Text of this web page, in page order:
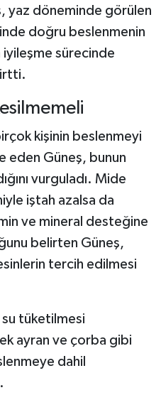
yaz döneminde görülen
doğru beslenmenin
iyileşme sürecinde
kişinin beslenmeyi
eden Güneş, bunun
vurguladı. Mide
iştah azalsa da
ve mineral desteğine
belirten Güneş,
tercih edilmesi
tüketilmesi
ayran ve çorba gibi
dahil